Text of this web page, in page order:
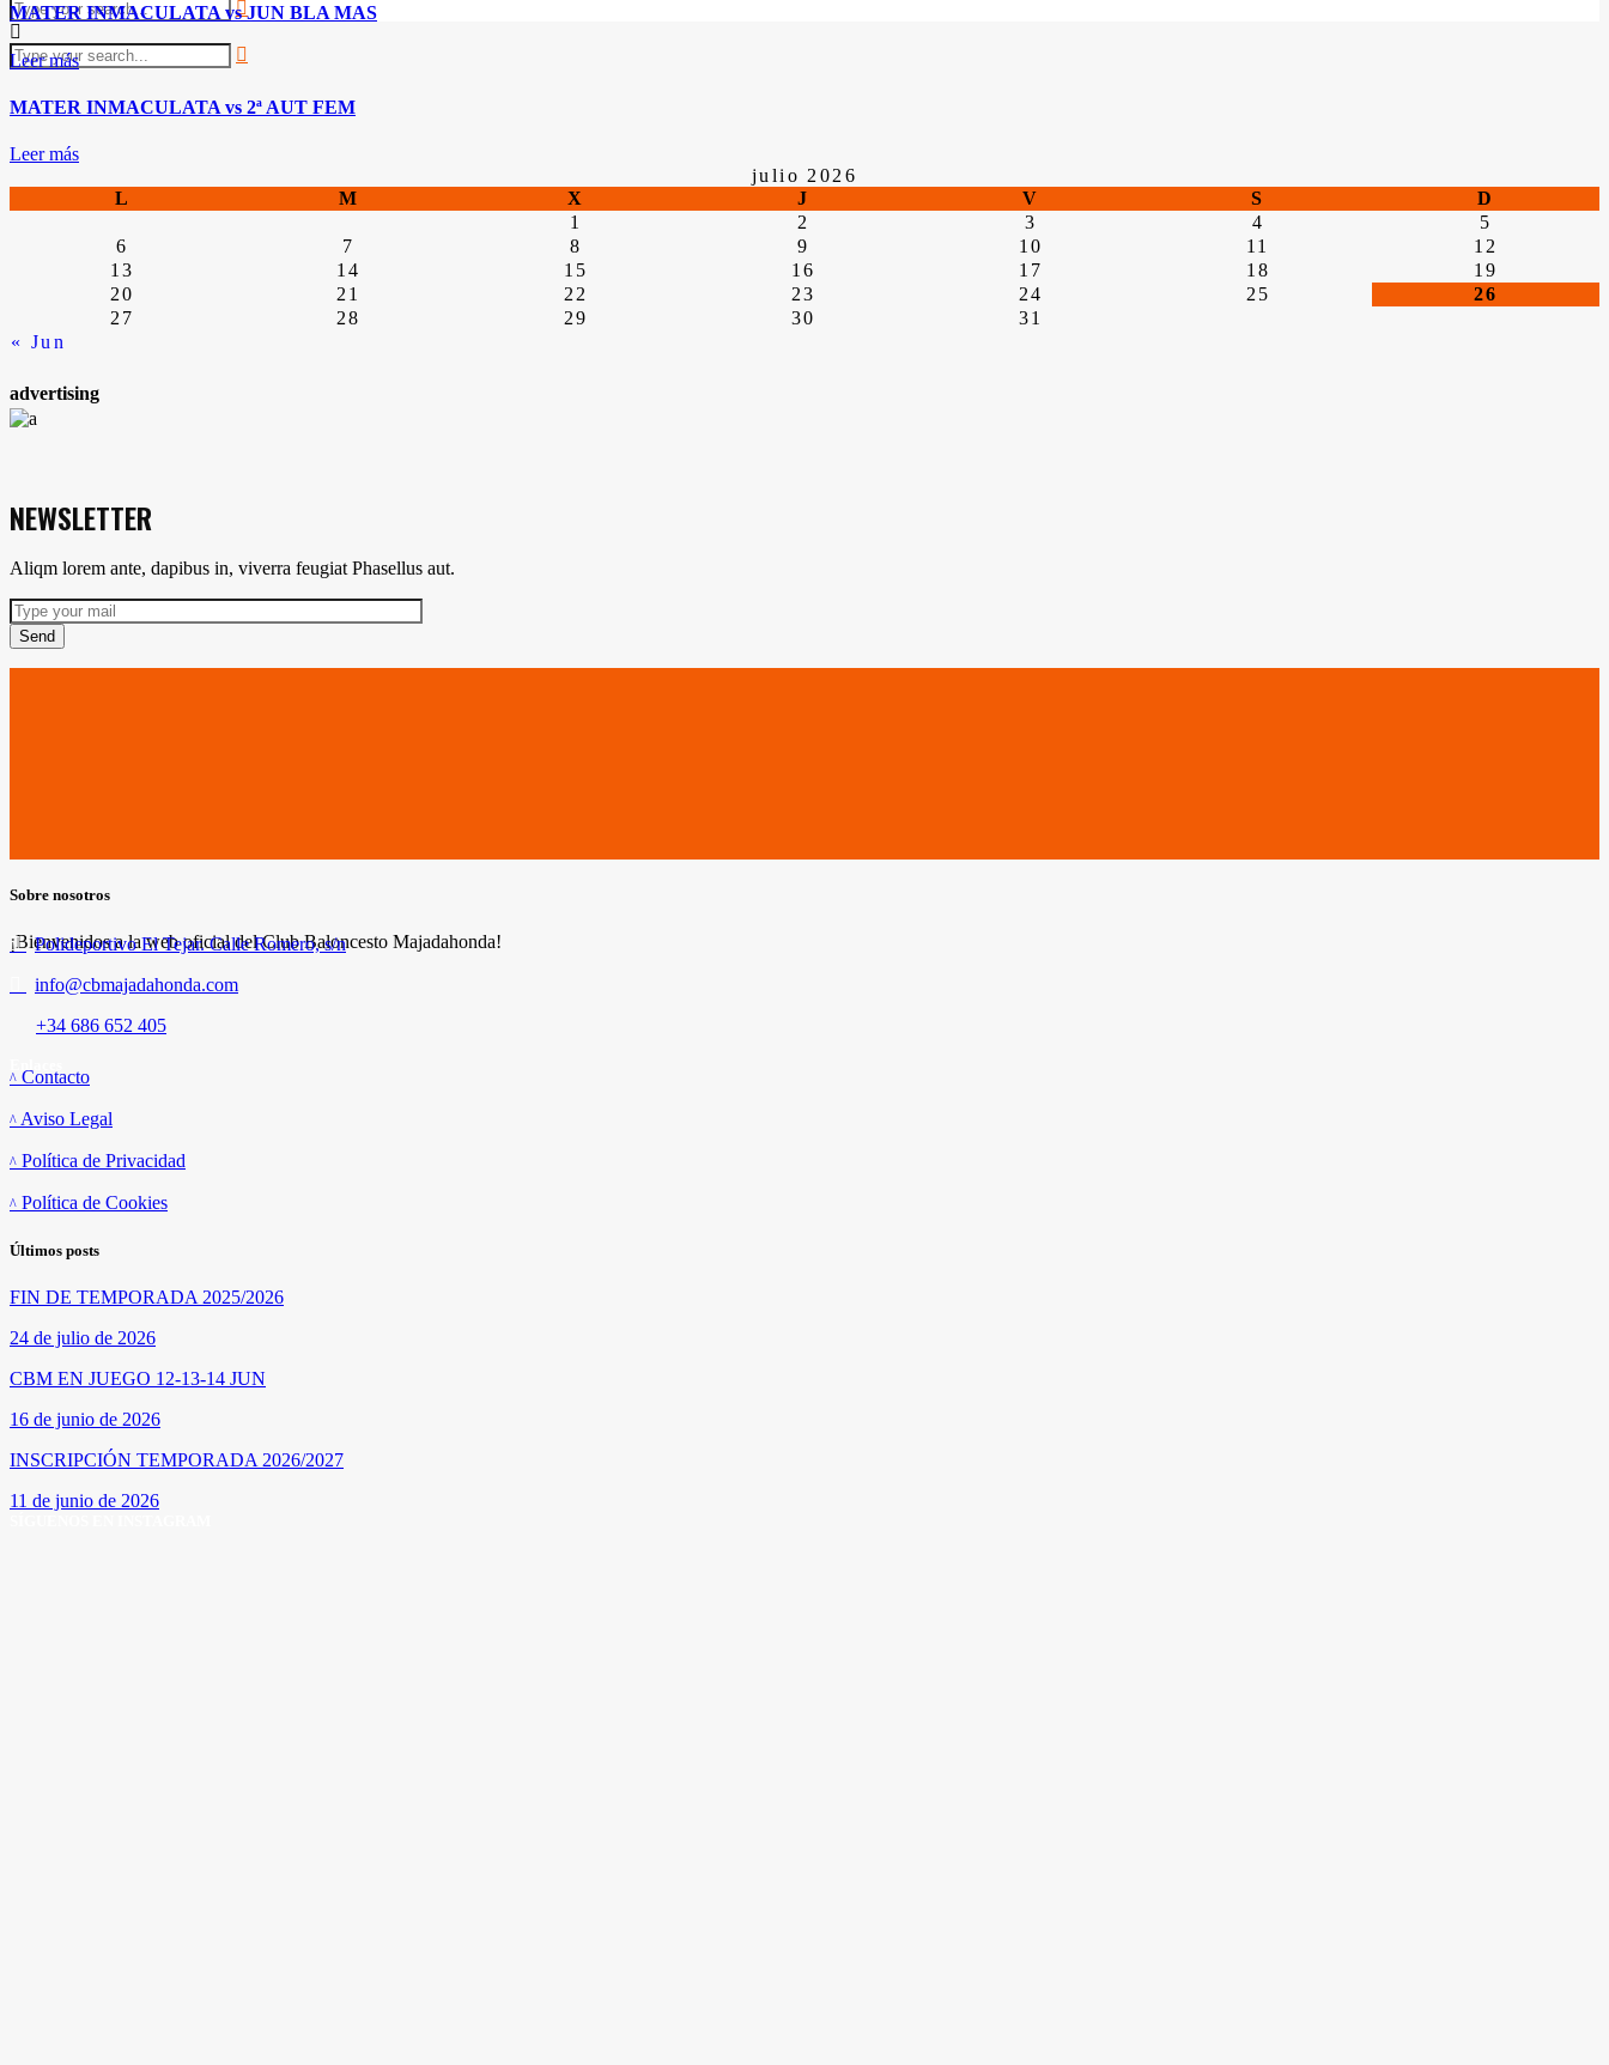
MATER INMACULATA vs JUN BLA MAS
Leer más
MATER INMACULATA vs 2ª AUT FEM
Leer más
julio 2026
L
M X J V S D
« Jun
1 2 3 4
5
6
7 8 9 10 11
12
13
14 15 16 17 18
19
20
21 22 23 24 25
26
27
28 29 30 31
advertising
NEWSLETTER
Aliqm lorem ante, dapibus in, viverra feugiat Phasellus aut.
Send
Sobre nosotros
¡Bienvenidos a la web oficial del Club Baloncesto Majadahonda!
Polideportivo El Tejar. Calle Romero, s/n
info@cbmajadahonda.com
+34 686 652 405
Contacto
Aviso Legal
Política de Privacidad
Política de Cookies
Últimos posts
FIN DE TEMPORADA 2025/2026
24 de julio de 2026
CBM EN JUEGO 12-13-14 JUN
16 de junio de 2026
INSCRIPCIÓN TEMPORADA 2026/2027
11 de junio de 2026